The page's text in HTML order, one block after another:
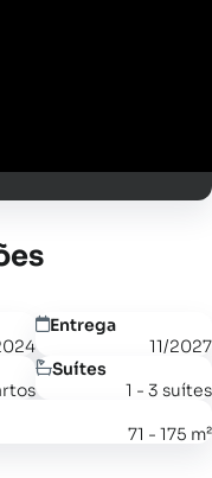
Entrega
11/2027
Suítes
1 - 3 suítes
71 - 175 m²